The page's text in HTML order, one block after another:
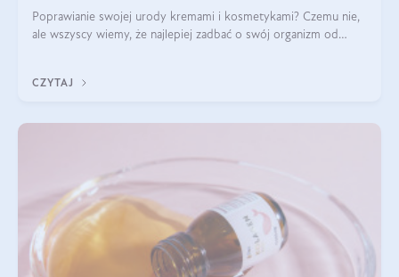
Poprawianie swojej urody kremami i kosmetykami? Czemu nie,
ale wszyscy wiemy, że najlepiej zadbać o swój organizm od
wysokiej jakości suplem
CZYTAJ